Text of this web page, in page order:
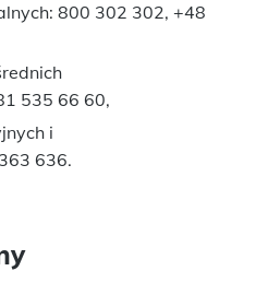
800 302 302, +48
535 66 60,
i
636.